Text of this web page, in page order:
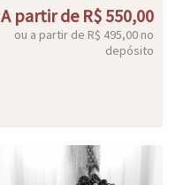
A partir de R$ 550,00
ou a partir de R$ 495,00 no
depósito